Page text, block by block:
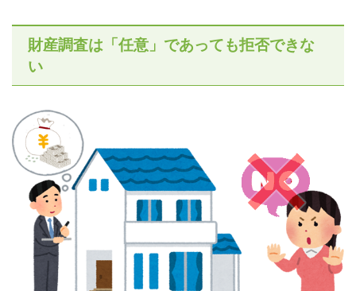
財産調査は「任意」であっても拒否できな
い